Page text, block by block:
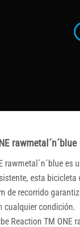
rawmetal´n´blue
rawmetal´n´blue
esta
de recorrido
cualquier condición.
Reaction TM ONE